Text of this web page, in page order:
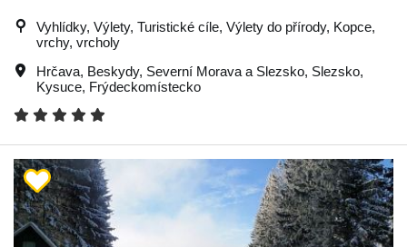
Vyhlídky, Výlety, Turistické cíle, Výlety do přírody, Kopce,
vrchy, vrcholy
Hrčava, Beskydy, Severní Morava a Slezsko, Slezsko,
Kysuce, Frýdeckomístecko